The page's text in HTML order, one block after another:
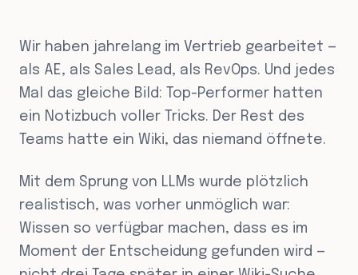
Wir haben jahrelang im Vertrieb gearbeitet —
als AE, als Sales Lead, als RevOps. Und jedes
Mal das gleiche Bild: Top-Performer hatten
ein Notizbuch voller Tricks. Der Rest des
Teams hatte ein Wiki, das niemand öffnete.
Mit dem Sprung von LLMs wurde plötzlich
realistisch, was vorher unmöglich war:
Wissen so verfügbar machen, dass es im
Moment der Entscheidung gefunden wird —